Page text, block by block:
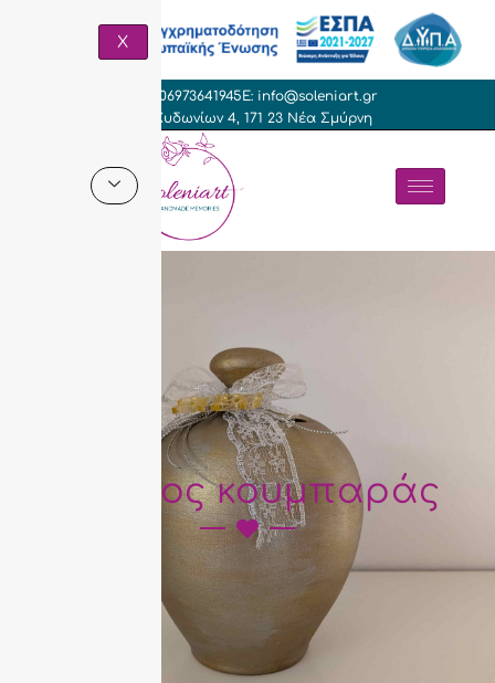
T: +306973641945 E: info@soleniart.gr
Γρ. Κυδωνίων 4, 171 23 Νέα Σμύρνη
X
Πήλινος κουμπαράς